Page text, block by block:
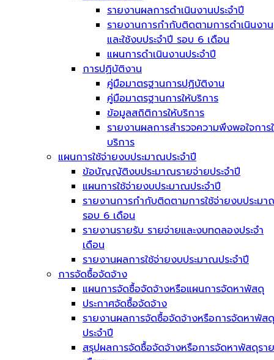
รายงานผลการดำเนินงานประจำปี
รายงานการกำกับติดตามการดำเนินงาน
และใช้งบประจำปี รอบ 6 เดือน
แผนการดำเนินงานประจำปี
การปฏิบัติงาน
คู่มือมาตรฐานการปฏิบัติงาน
คู่มือมาตรฐานการให้บริการ
ข้อมูลสถิติการให้บริการ
รายงานผลการสำรวจความพึงพอใจการ
บริการ
แผนการใช้จ่ายงบประมาณประจำปี
ข้อบัญญัติงบประมาณรายจ่ายประจำปี
แผนการใช้จ่ายงบประมาณประจำปี
รายงานการกำกับติดตามการใช้จ่ายงบประม
รอบ 6 เดือน
รายงานรายรับ รายจ่ายและงบทดลองประจำ
เดือน
รายงานผลการใช้จ่ายงบประมาณประจำปี
การจัดซื้อจัดจ้าง
แผนการจัดซื้อจัดจ้างหรือแผนการจัดหาพัสดุ
ประกาศจัดซื้อจัดจ้าง
รายงานผลการจัดซื้อจัดจ้างหรือการจัดหาพัสดุ
ประจำปี
สรุปผลการจัดซื้อจัดจ้างหรือการจัดหาพัสดุราย